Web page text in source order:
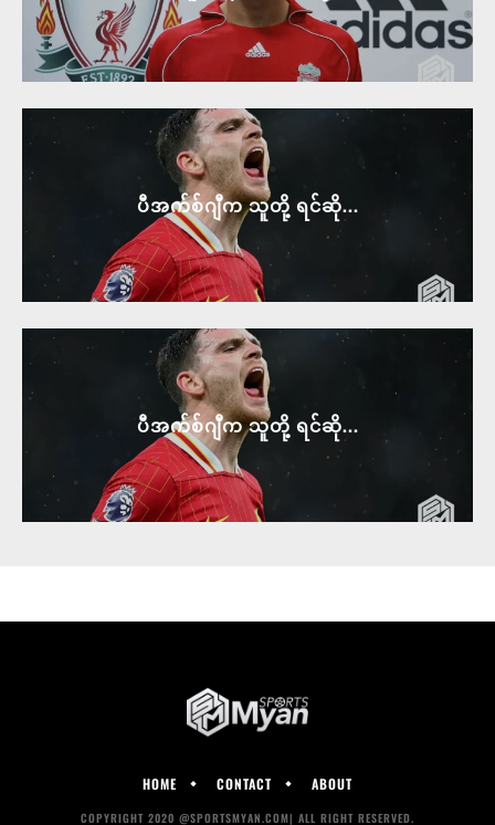
ပီအက်စ်ဂျီက သူတို့ ရင်ဆို...
ပီအက်စ်ဂျီက သူတို့ ရင်ဆို...
HOME CONTACT ABOUT
COPYRIGHT 2020 @SPORTSMYAN.COM| ALL RIGHT RESERVED.